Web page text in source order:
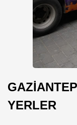
YERLER